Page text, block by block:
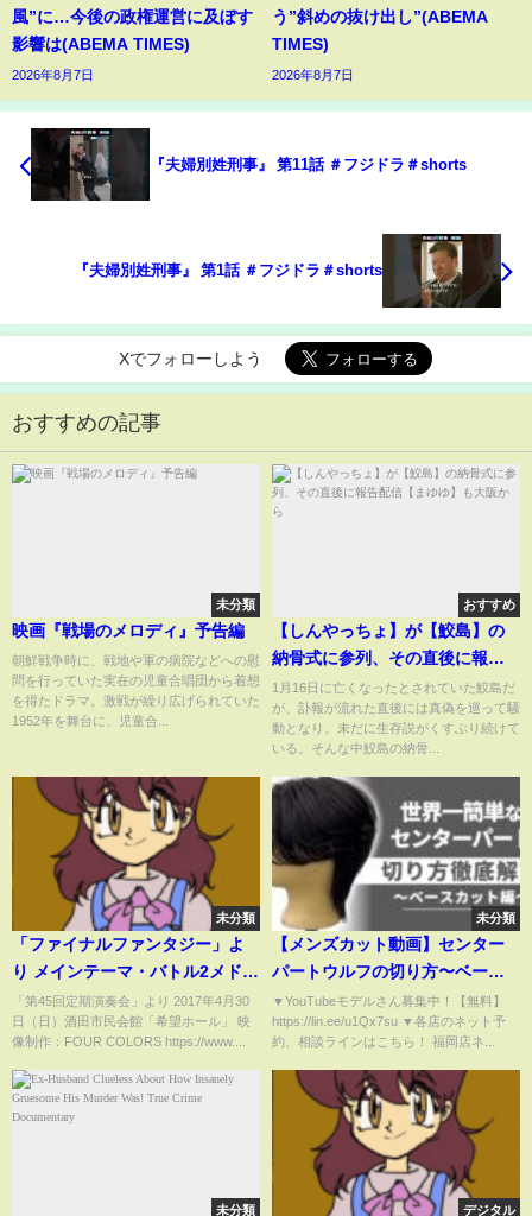
風”に…今後の政権運営に及ぼす
影響は(ABEMA TIMES)
2026年8月7日
う”斜めの抜け出し”(ABEMA
TIMES)
2026年8月7日
『夫婦別姓刑事』 第11話 ＃フジドラ＃shorts
『夫婦別姓刑事』 第1話 ＃フジドラ＃shorts
Xでフォローしよう
おすすめの記事
未分類
映画『戦場のメロディ』予告編
朝鮮戦争時に、戦地や軍の病院などへの慰
問を行っていた実在の児童合唱団から着想
を得たドラマ。激戦が繰り広げられていた
1952年を舞台に、児童合...
おすすめ
【しんやっちょ】が【鮫島】の
納骨式に参列、その直後に報告
配信【まゆゆ】も大阪から
1月16日に亡くなったとされていた鮫島だ
が、訃報が流れた直後には真偽を巡って騒
動となり、未だに生存説がくすぶり続けて
いる。そんな中鮫島の納骨...
未分類
「ファイナルファンタジー」よ
り メインテーマ・バトル2メドレ
ー／酒田吹奏楽団
「第45回定期演奏会」より 2017年4月30
日（日）酒田市民会館「希望ホール」 映
像制作：FOUR COLORS https://www....
未分類
【メンズカット動画】センター
パートウルフの切り方〜ベース
カット編〜［美容師向け］［初
心者向け］
▼YouTubeモデルさん募集中！【無料】
https://lin.ee/u1Qx7su ▼各店のネット予
約、相談ラインはこちら！ 福岡店ネ...
未分類 デジタル